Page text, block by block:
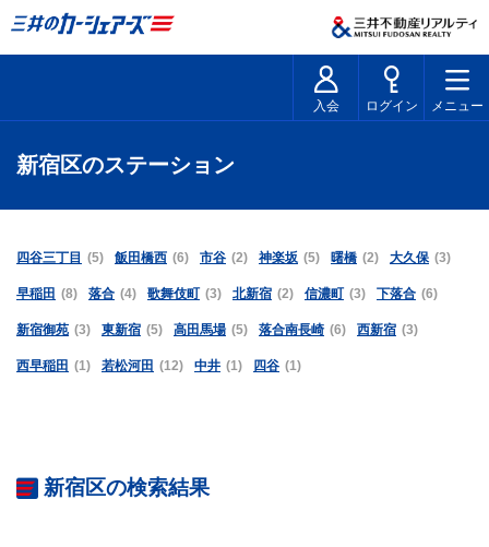
入会 ログイン メニュー
新宿区のステーション
四谷三丁目 (5) 飯田橋西 (6) 市谷 (2) 神楽坂 (5) 曙橋 (2) 大久保 (3)
早稲田 (8) 落合 (4) 歌舞伎町 (3) 北新宿 (2) 信濃町 (3) 下落合 (6)
新宿御苑 (3) 東新宿 (5) 高田馬場 (5) 落合南長崎 (6) 西新宿 (3)
西早稲田 (1) 若松河田 (12) 中井 (1) 四谷 (1)
新宿区の検索結果